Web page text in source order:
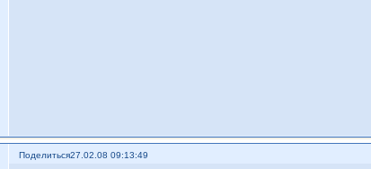
Поделиться27.02.08 09:13:49